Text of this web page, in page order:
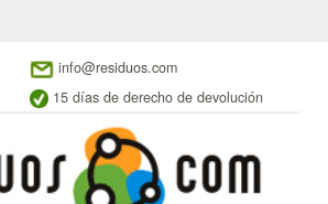
info@residuos.com
15 días de derecho de devolución